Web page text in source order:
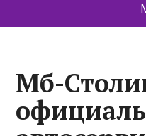
Мб-